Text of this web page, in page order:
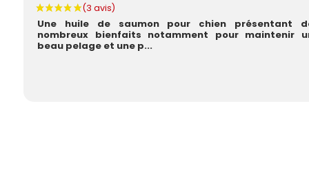
Une huile de saumon pour chien présentant
nombreux bienfaits notamment pour maintenir
beau pelage et une p...